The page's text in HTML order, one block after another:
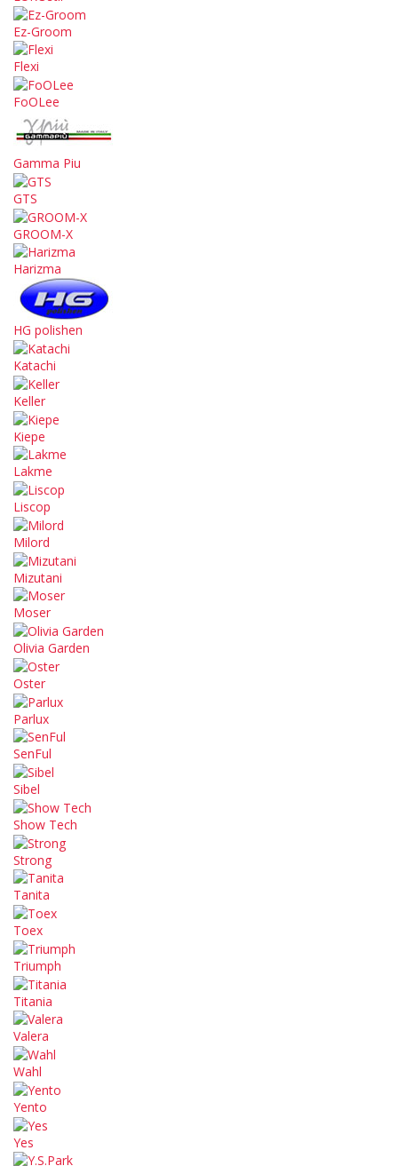
Ez-Groom
Flexi
FoOLee
Gamma Piu
GTS
GROOM-X
Harizma
HG polishen
Katachi
Keller
Kiepe
Lakme
Liscop
Milord
Mizutani
Moser
Olivia Garden
Oster
Parlux
SenFul
Sibel
Show Tech
Strong
Tanita
Toex
Triumph
Titania
Valera
Wahl
Yento
Yes